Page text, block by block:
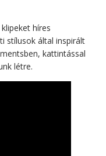
híres
stílusok által inspirált
kattintással
létre.